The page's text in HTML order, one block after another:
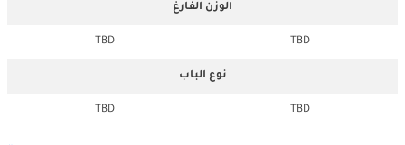
الوزن الفارغ
TBD
TBD
نوع الباب
TBD
TBD